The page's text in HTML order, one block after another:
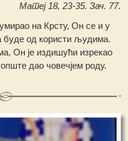
Матеј 18, 23-35. Зач. 77.
на Крсту, Он се и у
буде од користи људима.
Он је издишући изрекао
дао човечјем роду.